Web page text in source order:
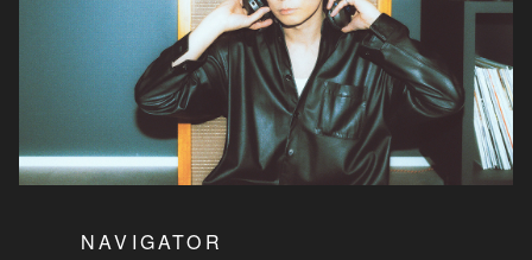
NAVIGATOR